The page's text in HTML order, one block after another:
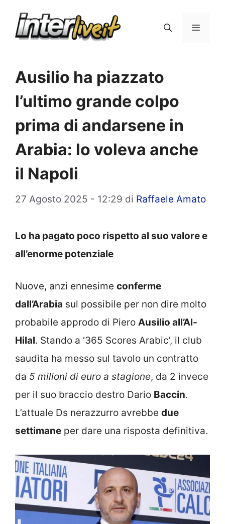
Menu
Ausilio ha piazzato
l’ultimo grande colpo
prima di andarsene in
Arabia: lo voleva anche
il Napoli
27 Agosto 2025 - 12:29 di Raffaele Amato
Lo ha pagato poco rispetto al suo valore e
all’enorme potenziale
Nuove, anzi ennesime conferme
dall’Arabia sul possibile per non dire molto
probabile approdo di Piero Ausilio all’Al-
Hilal. Stando a ‘365 Scores Arabic’, il club
saudita ha messo sul tavolo un contratto
da 5 milioni di euro a stagione, da 2 invece
per il suo braccio destro Dario Baccin.
L’attuale Ds nerazzurro avrebbe due
settimane per dare una risposta definitiva.